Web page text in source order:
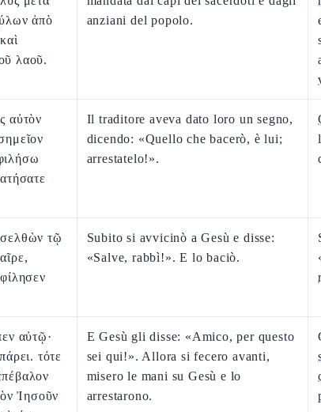
ἀπὸ
λαοῦ.
anziani del popolo.
αὐτὸν
Il traditore aveva dato loro un segno,
dicendo: «Quello che bacerò, è lui;
arrestatelo!».
τῷ
Subito si avvicinò a Gesù e disse:
«Salve, rabbì!». E lo baciò.
αὐτῷ·
τότε
Ἰησοῦν
E Gesù gli disse: «Amico, per questo
sei qui!». Allora si fecero avanti,
misero le mani su Gesù e lo
arrestarono.